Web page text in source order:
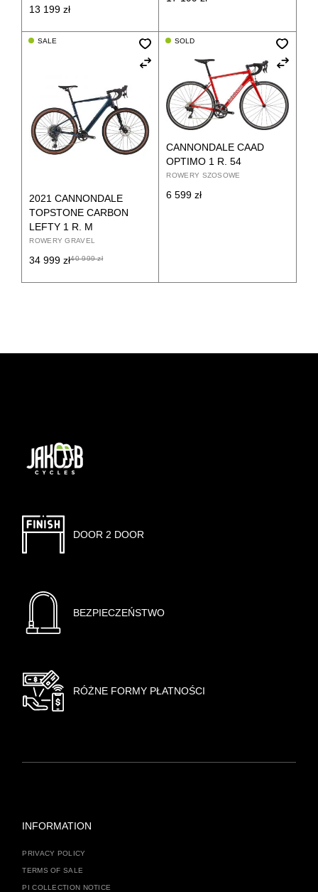
13 199zł
SALE
2021 CANNONDALE
TOPSTONE CARBON
LEFTY 1 R. M
ROWERY GRAVEL
40 999zł
Pierwotna
wynosiła:
34 999zł
Aktualna
wynosi:
SOLD
CANNONDALE CAAD
OPTIMO 1 R. 54
ROWERY SZOSOWE
6 599zł
DOOR 2 DOOR
BEZPIECZEŃSTWO
RÓŻNE FORMY PŁATNOŚCI
INFORMATION
PRIVACY POLICY
TERMS OF SALE
PI COLLECTION NOTICE